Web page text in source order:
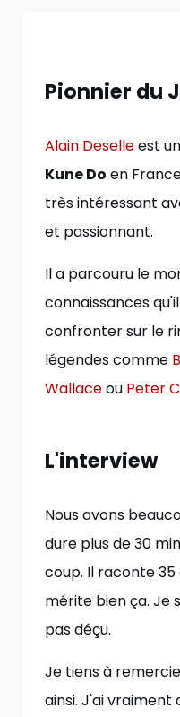
Pionnier du
Alain Deselleest
Kune Do en
très intéressant
et passionnant.
Il a parcouru le
connaissances
confronter sur le
légendes comme
Wallaceou Peter
L'interview
Nous avons
dure plus de 30
coup. Il raconte 35
mérite bien ça. Je
pas déçu.
Je tiens à
ainsi. J'ai